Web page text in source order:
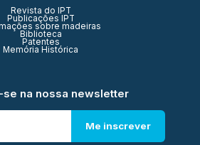
Revista do IPT
Publicações IPT
sobre madeiras
Biblioteca
Patentes
Memória Histórica
se na nossa newsletter
Me inscrever